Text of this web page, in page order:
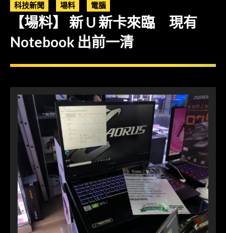
科技新聞 場料 電腦
【場料】 新 U 新卡來臨 現有
Notebook 出前一清